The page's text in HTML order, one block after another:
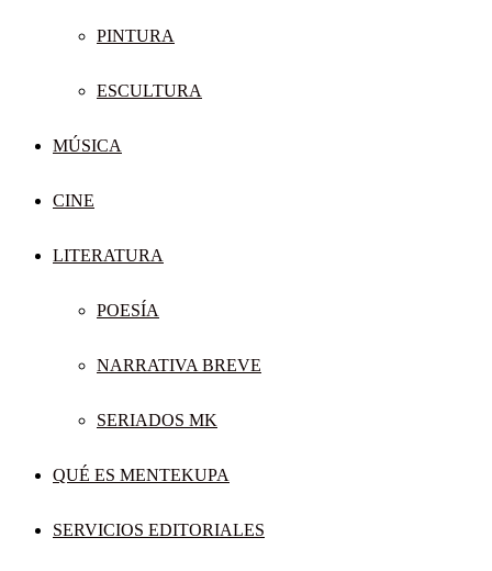
PINTURA
ESCULTURA
MÚSICA
CINE
LITERATURA
POESÍA
NARRATIVA BREVE
SERIADOS MK
QUÉ ES MENTEKUPA
SERVICIOS EDITORIALES